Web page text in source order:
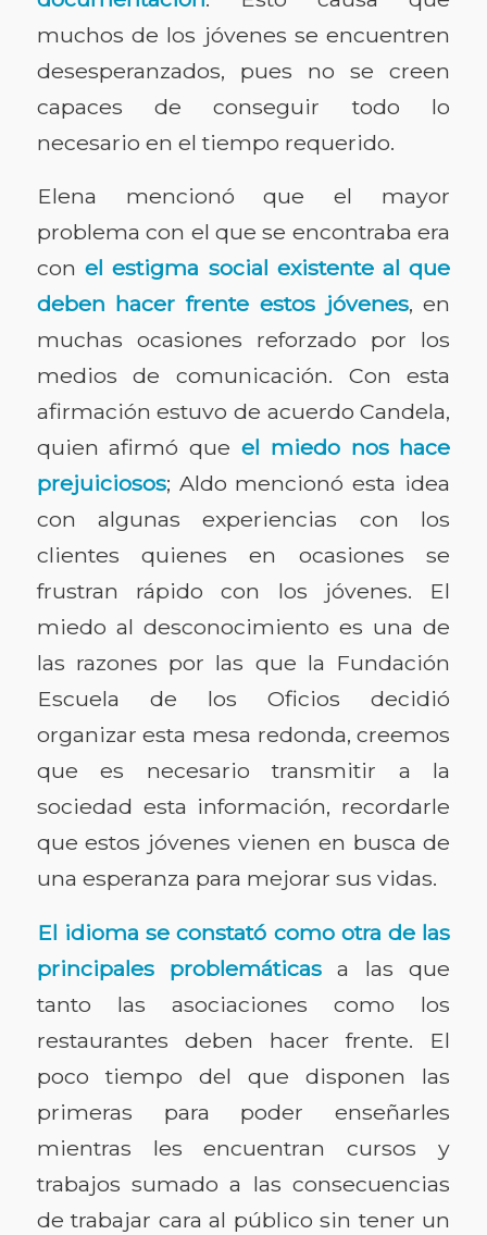
muchos de los jóvenes se encuentren
desesperanzados, pues no se creen
capaces de conseguir todo lo
necesario en el tiempo requerido.
Elena mencionó que el mayor
problema con el que se encontraba era
con el estigma social existente al que
deben hacer frente estos jóvenes, en
muchas ocasiones reforzado por los
medios de comunicación. Con esta
afirmación estuvo de acuerdo Candela,
quien afirmó que el miedo nos hace
prejuiciosos; Aldo mencionó esta idea
con algunas experiencias con los
clientes quienes en ocasiones se
frustran rápido con los jóvenes. El
miedo al desconocimiento es una de
las razones por las que la Fundación
Escuela de los Oficios decidió
organizar esta mesa redonda, creemos
que es necesario transmitir a la
sociedad esta información, recordarle
que estos jóvenes vienen en busca de
una esperanza para mejorar sus vidas.
El idioma se constató como otra de las
principales problemáticas a las que
tanto las asociaciones como los
restaurantes deben hacer frente. El
poco tiempo del que disponen las
primeras para poder enseñarles
mientras les encuentran cursos y
trabajos sumado a las consecuencias
de trabajar cara al público sin tener un